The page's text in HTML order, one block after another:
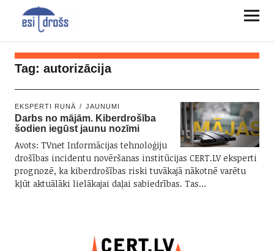
Tag: autorizācija
EKSPERTI RUNĀ JAUNUMI
Darbs no mājām. Kiberdrošība
šodien iegūst jaunu nozīmi
Avots: TVnet Informācijas tehnoloģiju
drošības incidentu novēršanas institūcijas CERT.LV eksperti
prognozē, ka kiberdrošības riski tuvākajā nākotnē varētu
kļūt aktuālāki lielākajai daļai sabiedrības. Tas…